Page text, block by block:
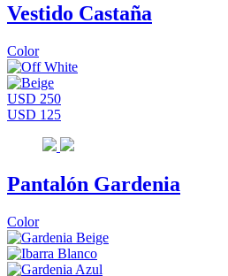
Vestido Castaña
Color
USD 250
USD 125
Pantalón Gardenia
Color